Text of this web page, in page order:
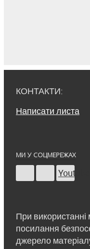
КОНТАКТИ:
Написати листа
МИ У СОЦМЕРЕЖАХ
Youtube
При використанні
посилання
джерело